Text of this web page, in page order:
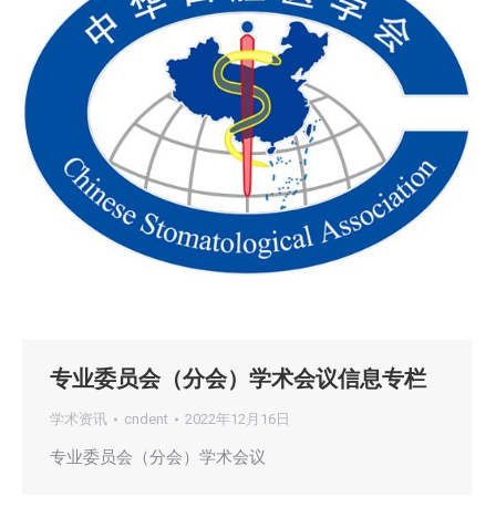
专业委员会（分会）学术会议信息专栏
学术资讯 cndent 2022年12月16日
专业委员会（分会）学术会议